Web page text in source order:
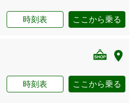
時刻表 ここから乗る
時刻表 ここから乗る